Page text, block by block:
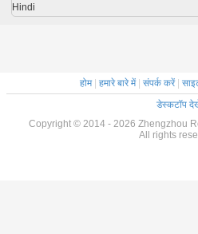
Hindi
होम| हमारे बारे में| संपर्क करें|
डेस्कटॉप
Copyright © 2014 - 2026 Zhengzhou
All rights